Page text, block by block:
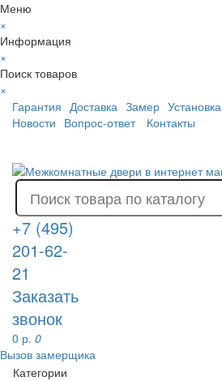
Меню
×
Информация
×
Поиск товаров
×
Гарантия Доставка Замер Установка
Новости Вопрос-ответ Контакты
+7 (495)
201-62-
21
Заказать
звонок
0 р. 0
Вызов замерщика
Категории